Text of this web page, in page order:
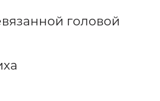
головой